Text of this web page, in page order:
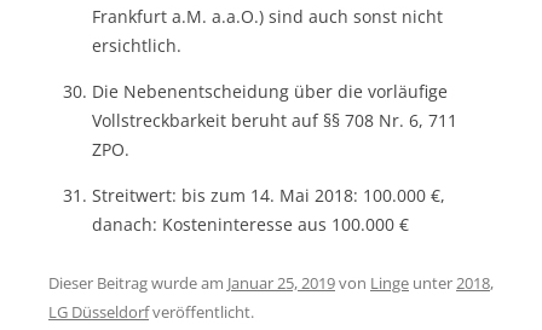
Frankfurt a.M. a.a.O.) sind auch sonst nicht
ersichtlich.
Die Nebenentscheidung über die vorläufige
Vollstreckbarkeit beruht auf §§ 708 Nr. 6, 711
ZPO.
Streitwert: bis zum 14. Mai 2018: 100.000 €,
danach: Kosteninteresse aus 100.000 €
Dieser Beitrag wurde am Januar 25, 2019von Linge unter 2018,
LG Düsseldorfveröffentlicht.